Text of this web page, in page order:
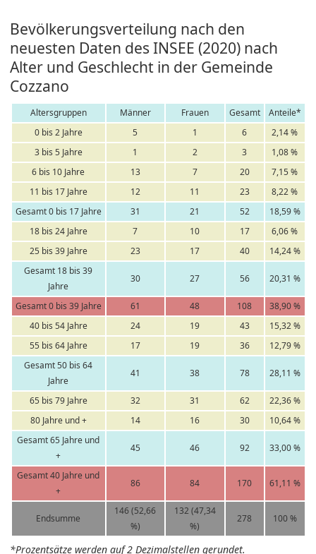
Bevölkerungsverteilung nach den
neuesten Daten des INSEE (2020) nach
Alter und Geschlecht in der Gemeinde
Cozzano
Altersgruppen Männer Frauen Gesamt
Anteile*
0 bis 2 Jahre
5 1 6
2,14 %
3 bis 5 Jahre
1 2 3
1,08 %
6 bis 10 Jahre
13 7 20
7,15 %
11 bis 17 Jahre
12 11 23
8,22 %
Gesamt 0 bis 17 Jahre
31 21 52
18,59 %
18 bis 24 Jahre
7 10 17
6,06 %
25 bis 39 Jahre
23 17 40
14,24 %
Gesamt 18 bis 39
Jahre
30 27 56 20,31 %
Gesamt 0 bis 39 Jahre 61 48 108
38,90 %
40 bis 54 Jahre
24 19 43
15,32 %
55 bis 64 Jahre
17 19 36
12,79 %
Gesamt 50 bis 64
Jahre
41 38 78 28,11 %
65 bis 79 Jahre 32 31 62
22,36 %
80 Jahre und +
14 16 30
10,64 %
Gesamt 65 Jahre und
+
45 46 92 33,00 %
Gesamt 40 Jahre und
+
86 84 170 61,11 %
Endsumme
146 (52,66
%)
132 (47,34
%)
278 100 %
*Prozentsätze werden auf 2 Dezimalstellen gerundet.